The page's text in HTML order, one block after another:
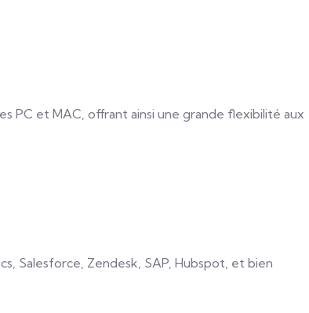
PC et MAC, offrant ainsi une grande flexibilité aux
Salesforce, Zendesk, SAP, Hubspot, et bien